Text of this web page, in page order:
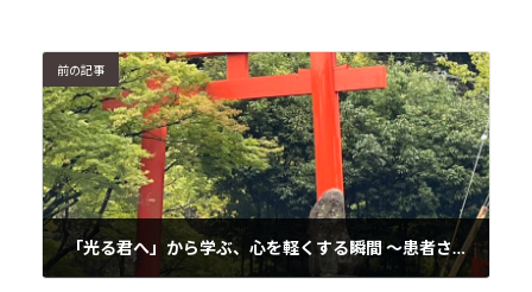
前の記事
「光る君へ」から学ぶ、心を軽くする瞬間 〜患者さんに伝えたい新たな希望〜